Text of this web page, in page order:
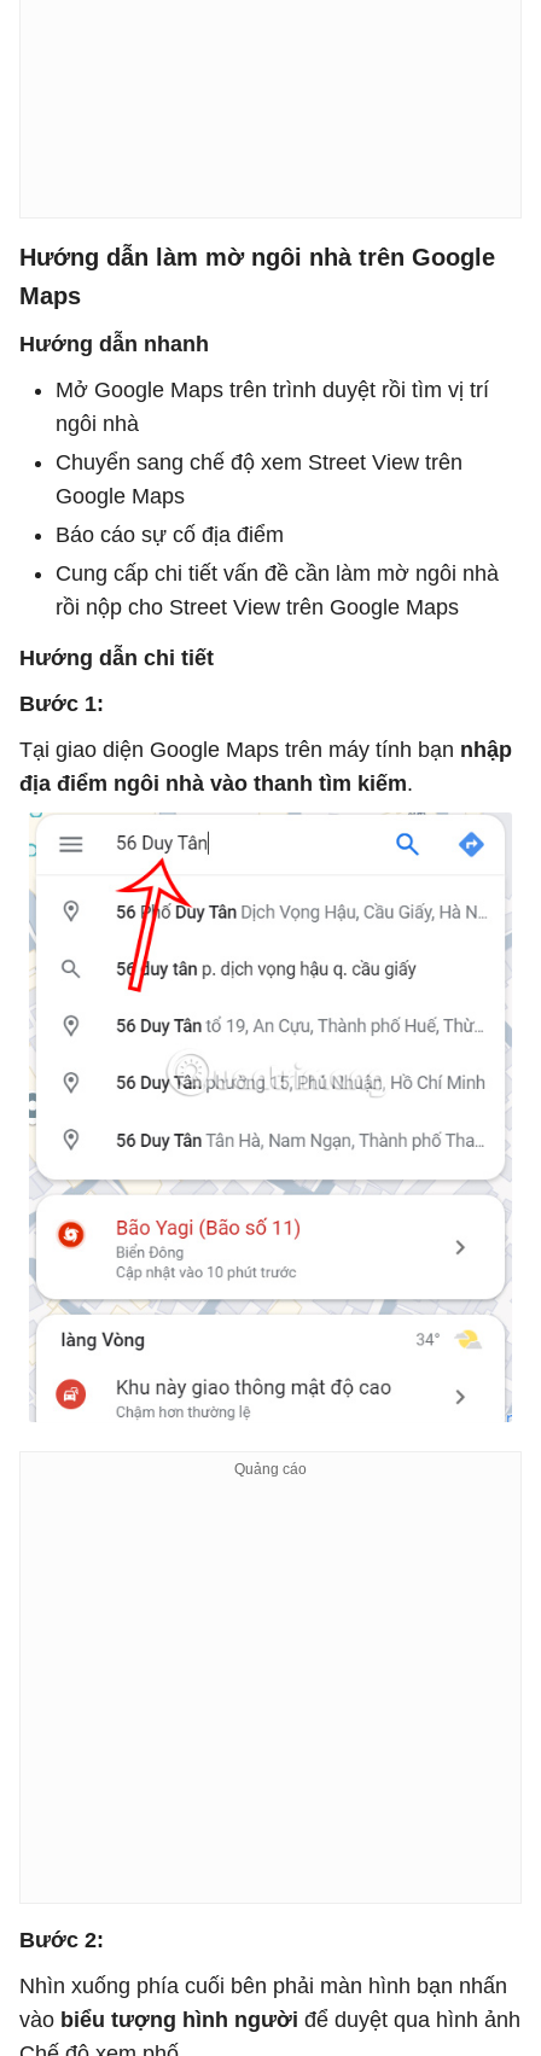
Hướng dẫn làm mờ ngôi nhà trên Google
Maps
Hướng dẫn nhanh
Mở Google Maps trên trình duyệt rồi tìm vị trí
ngôi nhà
Chuyển sang chế độ xem Street View trên
Google Maps
Báo cáo sự cố địa điểm
Cung cấp chi tiết vấn đề cần làm mờ ngôi nhà
rồi nộp cho Street View trên Google Maps
Hướng dẫn chi tiết
Bước 1:
Tại giao diện Google Maps trên máy tính bạn nhập
địa điểm ngôi nhà vào thanh tìm kiếm.
Bước 2:
Nhìn xuống phía cuối bên phải màn hình bạn nhấn
vào biểu tượng hình người để duyệt qua hình ảnh